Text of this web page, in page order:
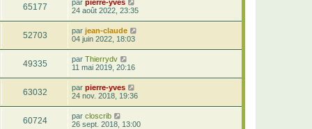
65177 par pierre-yves
24 août 2022, 23:35
52703 par jean-claude
04 juin 2022, 18:03
49335 par Thierrydv
11 mai 2019, 20:16
63032 par pierre-yves
24 nov. 2018, 19:36
60724 par closcrib
26 sept. 2018, 13:00